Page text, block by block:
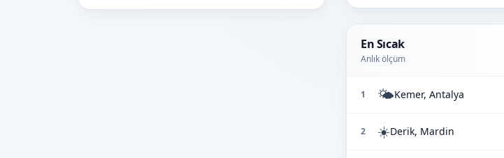
En Sıcak
Anlık ölçüm
1 🌤️Kemer, Antalya
2 ☀️Derik, Mardin